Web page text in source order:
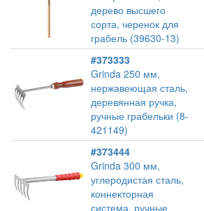
дерево высшего
сорта, черенок для
грабель (39630-13)
#373333
Grinda 250 мм,
нержавеющая сталь,
деревянная ручка,
ручные грабельки (8-
421149)
#373444
Grinda 300 мм,
углеродистая сталь,
коннекторная
система, ручные